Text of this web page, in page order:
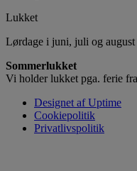
Lukket
Lørdage i juni, juli og august
Sommerlukket
Vi holder lukket pga. ferie
Designet af Uptime
Cookiepolitik
Privatlivspolitik